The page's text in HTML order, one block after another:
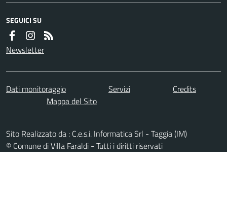
SEGUICI SU
Newsletter
Dati monitoraggio Servizi
Credits
Mappa del Sito
Sito Realizzato da : C.e.s.i. Informatica Srl - Taggia (IM)
© Comune di Villa Faraldi - Tutti i diritti riservati